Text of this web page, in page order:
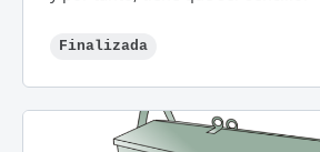
Finalizada